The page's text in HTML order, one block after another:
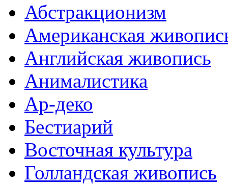
Абстракционизм
Американская
Английская живопись
Анималистика
Ар-деко
Бестиарий
Восточная культура
Голландская живопись